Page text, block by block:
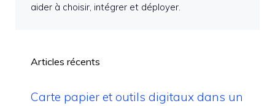
aider à choisir, intégrer et déployer.
Articles récents
Carte papier et outils digitaux dans un